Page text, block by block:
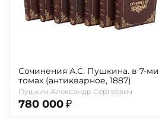
Сочинения А.С. Пушкина. в 7-ми
томах (антикварное, 1887)
Пушкин Александр Сергеевич
780 000 ₽